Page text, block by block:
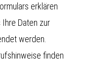
erklären
Daten zur
werden.
finden